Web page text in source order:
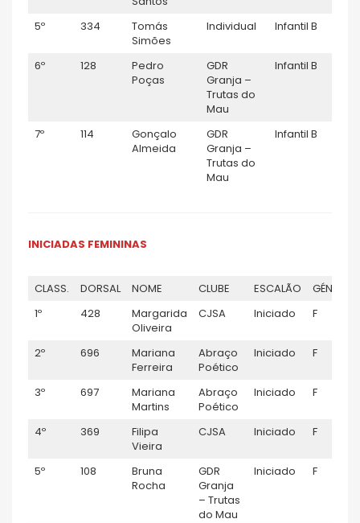
5º
334
Tomás
Simões
Individual Infantil B
6º 128
Pedro
Poças
GDR
Granja –
Trutas do
Mau
Infantil B
7º 114
Gonçalo
Almeida
GDR
Granja –
Trutas do
Mau
Infantil B
INICIADAS FEMININAS
CLASS. DORSAL NOME CLUBE ESCALÃO
GÉNERO
1º
428
Margarida
Oliveira
CJSA Iniciado F
2º 696
Mariana
Ferreira
Abraço
Poético
Iniciado F
3º 697
Mariana
Martins
Abraço
Poético
Iniciado F
4º 369
Filipa
Vieira
CJSA Iniciado F
5º 108
Bruna
Rocha
GDR
Granja
– Trutas
do Mau
Iniciado F